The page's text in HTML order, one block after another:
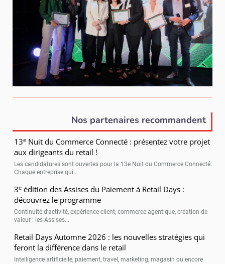
Nos partenaires recommandent
13e Nuit du Commerce Connecté : présentez votre projet
aux dirigeants du retail !
Les candidatures sont ouvertes pour la 13e Nuit du Commerce Connecté.
Chaque entreprise qui...
3e édition des Assises du Paiement à Retail Days :
découvrez le programme
Continuité d’activité, expérience client, commerce agentique, création de
valeur : les Assises...
Retail Days Automne 2026 : les nouvelles stratégies qui
feront la différence dans le retail
Intelligence artificielle, paiement, travel, marketing, magasin ou encore